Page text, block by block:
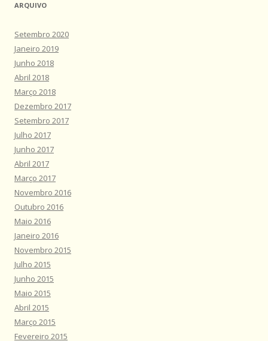
ARQUIVO
Setembro 2020
Janeiro 2019
Junho 2018
Abril 2018
Março 2018
Dezembro 2017
Setembro 2017
Julho 2017
Junho 2017
Abril 2017
Março 2017
Novembro 2016
Outubro 2016
Maio 2016
Janeiro 2016
Novembro 2015
Julho 2015
Junho 2015
Maio 2015
Abril 2015
Março 2015
Fevereiro 2015